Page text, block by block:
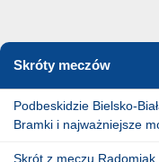
Skróty meczów
Podbeskidzie Bielsko-
Bramki i najważniejsze
Skrót z meczu